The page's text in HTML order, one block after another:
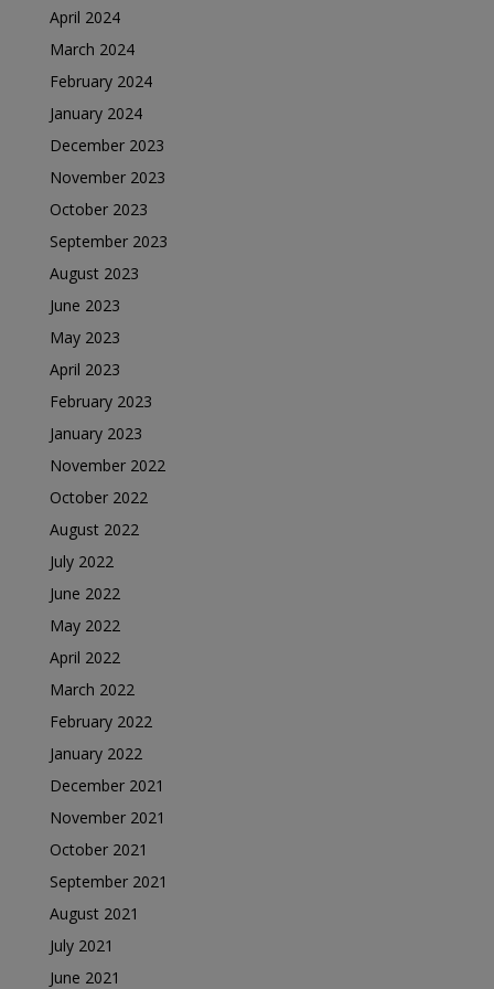
April 2024
March 2024
February 2024
January 2024
December 2023
November 2023
October 2023
September 2023
August 2023
June 2023
May 2023
April 2023
February 2023
January 2023
November 2022
October 2022
August 2022
July 2022
June 2022
May 2022
April 2022
March 2022
February 2022
January 2022
December 2021
November 2021
October 2021
September 2021
August 2021
July 2021
June 2021